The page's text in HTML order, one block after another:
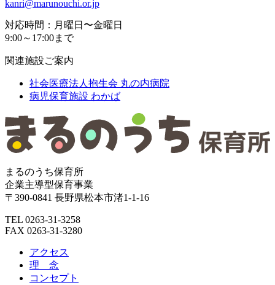
kanri@marunouchi.or.jp
対応時間：月曜日〜金曜日
9:00～17:00まで
関連施設ご案内
社会医療法人抱生会 丸の内病院
病児保育施設 わかば
まるのうち保育所
企業主導型保育事業
〒390-0841 長野県松本市渚1-1-16
TEL 0263-31-3258
FAX 0263-31-3280
アクセス
理 念
コンセプト